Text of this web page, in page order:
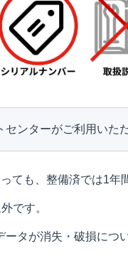
ンターがご利用いた
ても、整備済では1年
です。
タが消失・破損につ